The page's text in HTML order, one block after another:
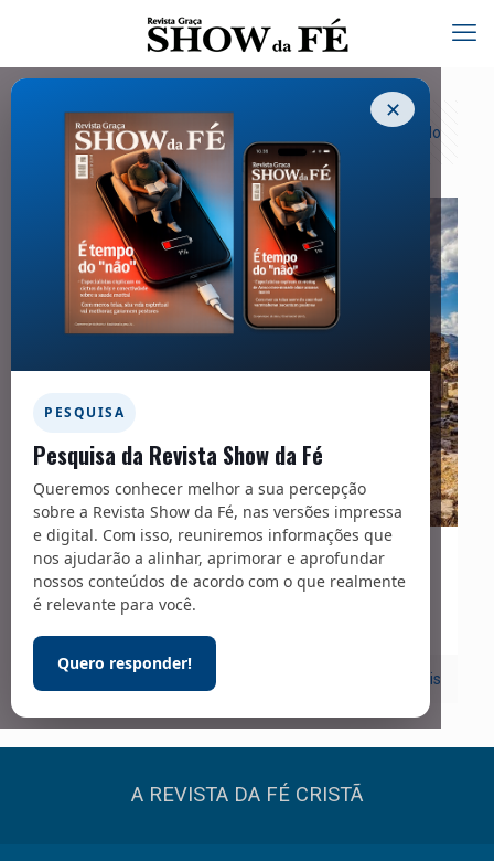
✕
PESQUISA
Pesquisa da Revista Show da Fé
Queremos conhecer melhor a sua percepção
sobre a Revista Show da Fé, nas versões impressa
e digital. Com isso, reuniremos informações que
nos ajudarão a alinhar, aprimorar e aprofundar
nossos conteúdos de acordo com o que realmente
é relevante para você.
Quero responder!
Categorias Tags Exibir tudo
01/03/2022
Capa | Teologia
Leia mais
A REVISTA DA FÉ CRISTÃ